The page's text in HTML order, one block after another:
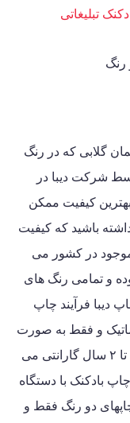
تبلیغاتی
گلابی که در رنگ
شرکت دیبا در
کیفیت ممکن
باشید که کیفیت
موجود در کشور می
و تمامی رنگ های
دیبا فرآیند چاپ
و فقط به صورت
تک رنگ انجام میدهد و کیفیت چاپ خود را تا ۲ سال گارانتی می
چاپ بادکنک با دستگاه
دو رنگ فقط و